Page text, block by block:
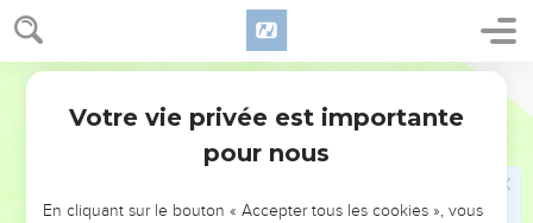
Psaumes 27
7 O Eternel, écoute mon appel car je t’invoque. Accorde-moi
Je pense à toi. Tu as dit : « Tournez-vous vers moi. » Oui,
c’est vers toi que je me tourne, ô Eternel,
ne te détourne pas de moi et ne repousse pas ton serviteur
m’abandonne pas, ô Dieu, toi qui es mon Sauveur !
Votre vie privée est importante
pour nous
En cliquant sur le bouton « Accepter tous les cookies », vous